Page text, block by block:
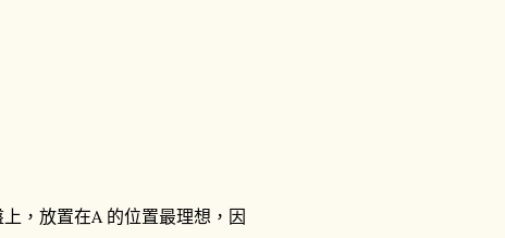
，放置在A 的位置最理想，因